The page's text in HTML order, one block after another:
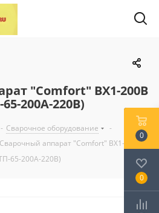
"Comfort" ВХ1-200В
200А-220В)
- Сварочное оборудование
-
Сварочный аппарат "Comfort" ВХ1-200В
65-200А-220В)
0
0